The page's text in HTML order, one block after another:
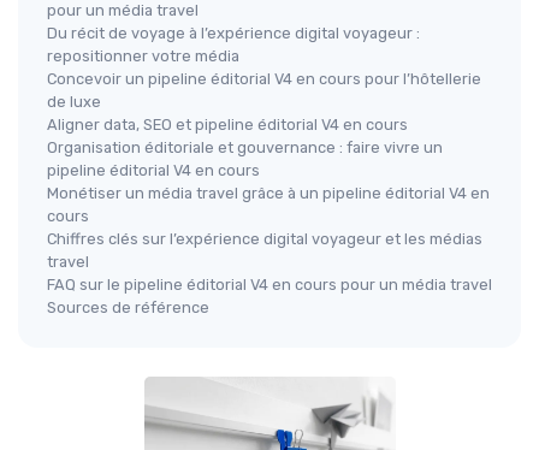
pour un média travel
Du récit de voyage à l’expérience digital voyageur :
repositionner votre média
Concevoir un pipeline éditorial V4 en cours pour l’hôtellerie
de luxe
Aligner data, SEO et pipeline éditorial V4 en cours
Organisation éditoriale et gouvernance : faire vivre un
pipeline éditorial V4 en cours
Monétiser un média travel grâce à un pipeline éditorial V4 en
cours
Chiffres clés sur l’expérience digital voyageur et les médias
travel
FAQ sur le pipeline éditorial V4 en cours pour un média travel
Sources de référence